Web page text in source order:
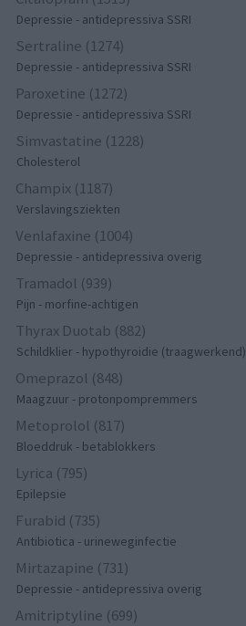
Depressie - antidepressiva SSRI
Sertraline (1274)
Depressie - antidepressiva SSRI
Paroxetine (1272)
Depressie - antidepressiva SSRI
Simvastatine (1228)
Cholesterol
Champix (1187)
Verslavingsziekten
Venlafaxine (1004)
Depressie - antidepressiva overig
Tramadol (939)
Pijn - morfine-achtigen
Thyrax Duotab (882)
Schildklier - hypothyroidie (traagwerkend)
Omeprazol (848)
Maagzuur - protonpompremmers
Metoprolol (817)
Bloeddruk - betablokkers
Lyrica (795)
Epilepsie
Furabid (735)
Antibiotica - urineweginfectie
Mirtazapine (731)
Depressie - antidepressiva overig
Amitriptyline (699)